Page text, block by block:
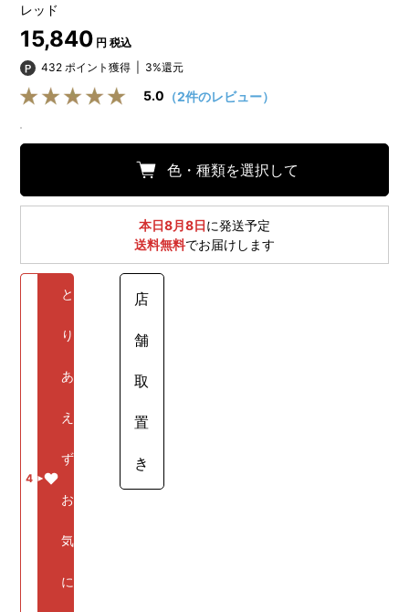
レッド
15,840 円 税込
432 ポイント獲得
3%還元
5.0 （2件のレビュー）
色・種類を選択して
本日8月8日に発送予定
送料無料でお届けします
4
と
り
あ
え
ず
お
気
に
店
舗
取
置
き